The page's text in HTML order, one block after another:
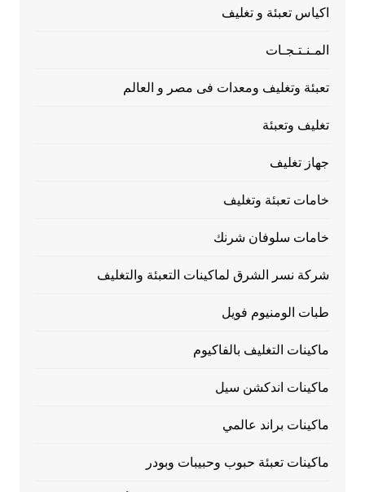
اكياس تعبئة و تغليف
المـنـتـجـات
تعبئة وتغليف ومعدات فى مصر و العالم
تغليف وتعبئة
جهاز تغليف
خامات تعبئة وتغليف
خامات سلوفان شرنك
شركة نسر الشرق لماكينات التعبئة والتغليف
طبات الومنيوم فويل
ماكينات التغليف بالفاكيوم
ماكينات اندكشن سيل
ماكينات براند عالمي
ماكينات تعبئة حبوب وحبيبات وبودر